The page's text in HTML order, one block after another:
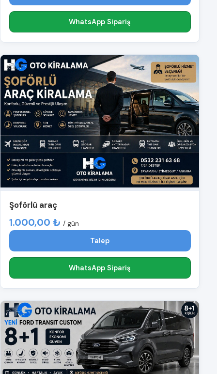
WhatsApp Sipariş
Şoförlü araç
1.000,00 ₺ / gün
Talep
WhatsApp Sipariş